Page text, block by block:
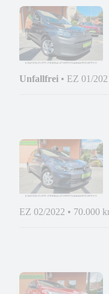
Unfallfrei • EZ 01/
EZ 02/2022 • 70.000